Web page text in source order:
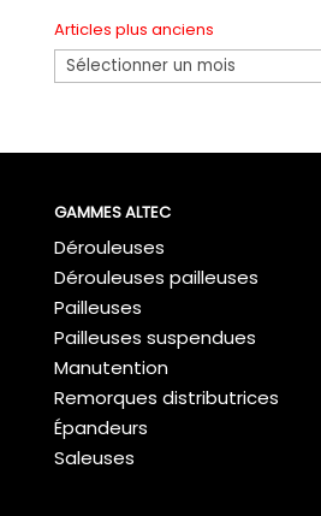
Articles plus anciens
Articles
GAMMES ALTEC
Dérouleuses
Dérouleuses pailleuses
Pailleuses
Pailleuses suspendues
Manutention
Remorques distributrices
Épandeurs
Saleuses